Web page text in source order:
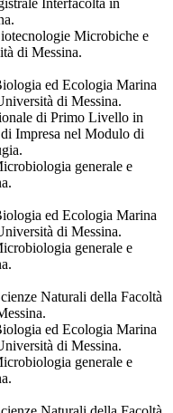
Microbiche e
di Messina.
ed Ecologia Marina
di Messina.
di Primo Livello in
Impresa nel Modulo di
generale e
ed Ecologia Marina
di Messina.
generale e
Naturali della Facoltà
ed Ecologia Marina
di Messina.
generale e